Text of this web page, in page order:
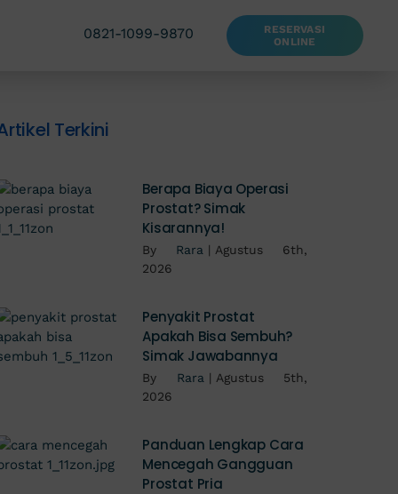
0821-1099-9870
RESERVASI
ONLINE
Terkini
Berapa Biaya Operasi
Prostat? Simak
Kisarannya!
By Rara | Agustus 6th,
2026
Penyakit Prostat
Apakah Bisa Sembuh?
Simak Jawabannya
By Rara | Agustus 5th,
2026
Panduan Lengkap Cara
Mencegah Gangguan
Prostat Pria